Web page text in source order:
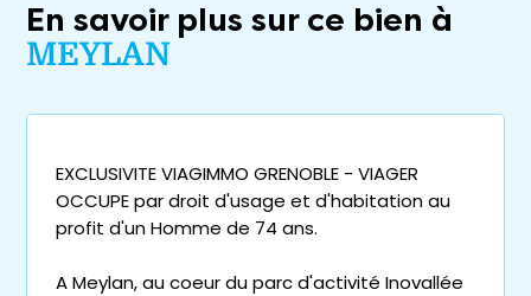
En savoir plus sur ce bien à
MEYLAN
EXCLUSIVITE VIAGIMMO GRENOBLE - VIAGER
OCCUPE par droit d'usage et d'habitation au
profit d'un Homme de 74 ans.
A Meylan, au coeur du parc d'activité Inovallée